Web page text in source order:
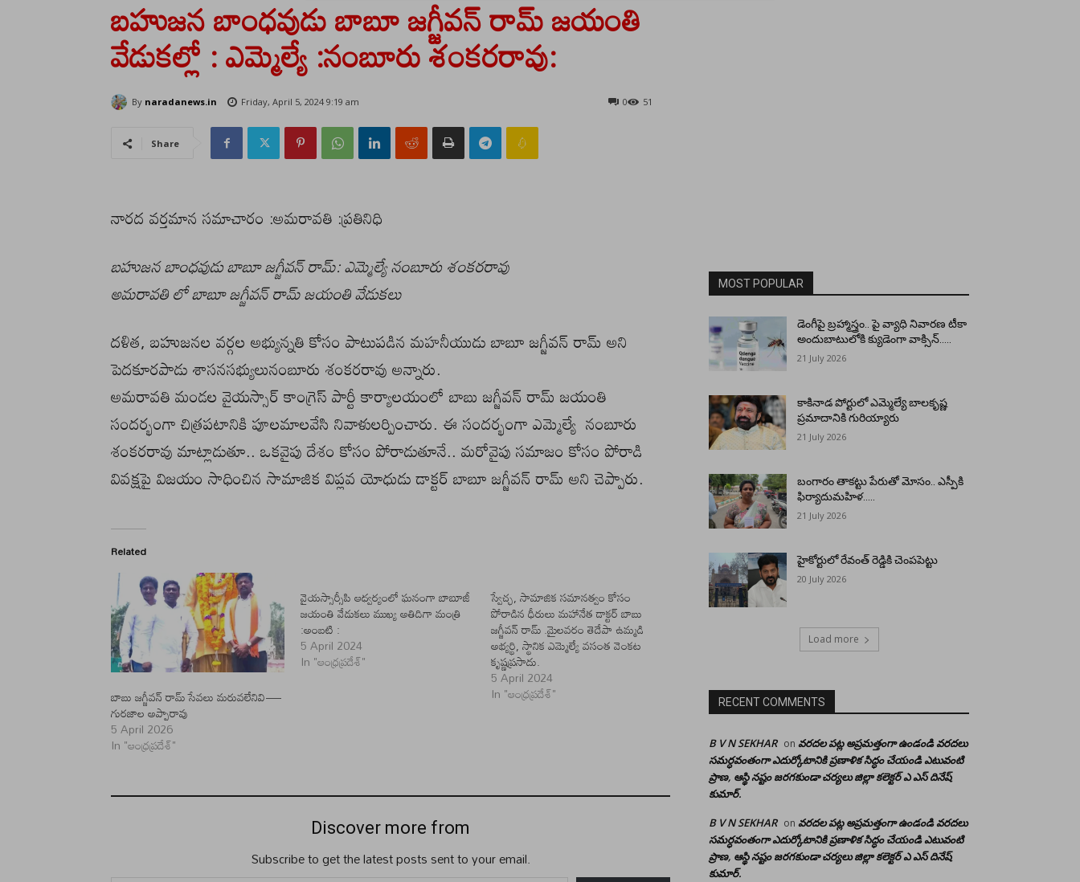
బహుజన బాంధవుడు బాబూ జగ్జీవన్ రామ్ జయంతి
వేడుకల్లో : ఎమ్మెల్యే :నంబూరు శంకరరావు:
By naradanews.in Friday, April 5, 2024 9:19 am 51
0
Share
నారద వర్తమాన సమాచారం :అమరావతి :ప్రతినిధి
బహుజన బాంధవుడు బాబూ జగ్జీవన్ రామ్: ఎమ్మెల్యే నంబూరు శంకరరావు
అమరావతి లో బాబూ జగ్జీవన్ రామ్ జయంతి వేడుకలు
దళిత, బహుజనల వర్గల అభ్యున్నతి కోసం పాటుపడిన మహనీయుడు బాబూ జగ్జీవన్ రామ్ అని
పెదకూరపాడు శాసనసభ్యులునంబూరు శంకరరావు అన్నారు.
అమరావతి మండల వైయస్సార్ కాంగ్రెస్ పార్టీ కార్యాలయంలో బాబు జగ్జీవన్ రామ్ జయంతి
సందర్భంగా చిత్రపటానికి పూలమాలవేసి నివాళులర్పించారు. ఈ సందర్భంగా ఎమ్మెల్యే నంబూరు
శంకరరావు మాట్లాడుతూ.. ఒకవైపు దేశం కోసం పోరాడుతూనే.. మరోవైపు సమాజం కోసం పోరాడి
వివక్షపై విజయం సాధించిన సామాజిక విప్లవ యోధుడు డాక్టర్ బాబూ జగ్జీవన్ రామ్ అని చెప్పారు.
Related
బాబు జగ్జీవన్ రామ్ సేవలు మరువలేనివి—
గురజాల అప్పారావు
5 April 2026
In "ఆంధ్రప్రదేశ్"
వైయస్సార్సీపి ఆధ్వర్యంలో ఘనంగా బాబూజీ
జయంతి వేడుకలు ముఖ్య అతిదిగా మంత్రి
:అంబటి :
5 April 2024
In "ఆంధ్రప్రదేశ్"
స్వేచ్ఛ, సామాజిక సమానత్వం కోసం
పోరాడిన ధీరులు మహానేత డాక్టర్ బాబు
జగ్జీవన్ రామ్ .మైలవరం తెదేపా ఉమ్మడి
అభ్యర్థి, స్థానిక ఎమ్మెల్యే వసంత వెంకట
కృష్ణప్రసాదు.
5 April 2024
In "ఆంధ్రప్రదేశ్"
Discover more from
Subscribe to get the latest posts sent to your email.
MOST POPULAR
డెంగీపై బ్రహ్మాస్త్రం.. పై వ్యాధి నివారణ టీకా
అందుబాటులోకి క్యుడెంగా వాక్సిన్…..
21 July 2026
కాకినాడ పోర్టులో ఎమ్మెల్యే బాలకృష్ణ
ప్రమాదానికి గురియ్యారు
21 July 2026
బంగారం తాకట్టు పేరుతో మోసం.. ఎస్పీకి
ఫిర్యాదుమహిళ…..
21 July 2026
హైకోర్టులో రేవంత్ రెడ్డికి చెంపపెట్టు
20 July 2026
Load more
RECENT COMMENTS
B V N SEKHAR on వరదల పట్ల అప్రమత్తంగా ఉండండి వరదలు
సమర్ధవంతంగా ఎదుర్కోటానికి ప్రణాళిక సిద్ధం చేయండి ఎటువంటి
ప్రాణ, ఆస్థి నష్టం జరగకుండా చర్యలు జిల్లా కలెక్టర్ ఎ ఎస్ దినేష్
కుమార్.
B V N SEKHAR on వరదల పట్ల అప్రమత్తంగా ఉండండి వరదలు
సమర్ధవంతంగా ఎదుర్కోటానికి ప్రణాళిక సిద్ధం చేయండి ఎటువంటి
ప్రాణ, ఆస్థి నష్టం జరగకుండా చర్యలు జిల్లా కలెక్టర్ ఎ ఎస్ దినేష్
కుమార్.